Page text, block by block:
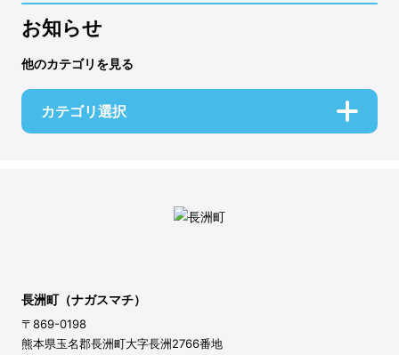
お知らせ
他のカテゴリを見る
カテゴリ選択
長洲町（ナガスマチ）
〒869-0198
熊本県玉名郡長洲町大字長洲2766番地